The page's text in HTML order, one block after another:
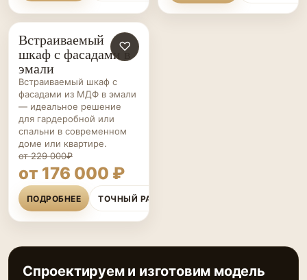
ШКАФЫ НА ЗАКАЗ ♡
Встраиваемый
шкаф с фасадами в
эмали
Встраиваемый шкаф с
фасадами из МДФ в эмали
— идеальное решение
для гардеробной или
спальни в современном
доме или квартире.
от 229 000₽
от 176 000 ₽
ПОДРОБНЕЕ ТОЧНЫЙ РАСЧЁТ
Спроектируем и изготовим модель